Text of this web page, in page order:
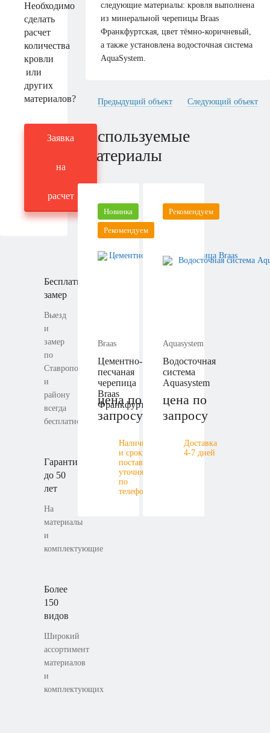
Необходимо
сделать
расчет
количества
кровли
или
других
материалов?
Заявка
на
расчет
Бесплатный
замер
Выезд
и
замер
по
Ставрополю
и
району
всегда
бесплатно
Гарантия
до 50
лет
На
материалы
и
комплектующие
Более
150
видов
Широкий
ассортимент
материалов
и
комплектующих
следующие материалы: кровля выполнена
из минеральной черепицы Braas
Франкфуртская, цвет тёмно-коричневый,
а также установлена водосточная система
AquaSystem.
Предыдущий объект Следующий объект
Используемые
материалы
Новинка
Рекомендуем
Braas
Цементно-
песчаная
черепица
Braas
Франкфурт
цена по
запросу
Наличие
и сроки
поставки
уточняйте
по
телефону
Рекомендуем
Aquasystem
Водосточная
система
Aquasystem
цена по
запросу
Доставка
4-7 дней